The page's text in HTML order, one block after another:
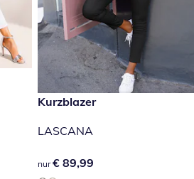
€ 89,99
Kurzblazer
LASCANA
€ 89,99
nur € 89,99